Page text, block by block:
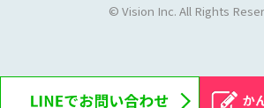
© Vision Inc. All Rights